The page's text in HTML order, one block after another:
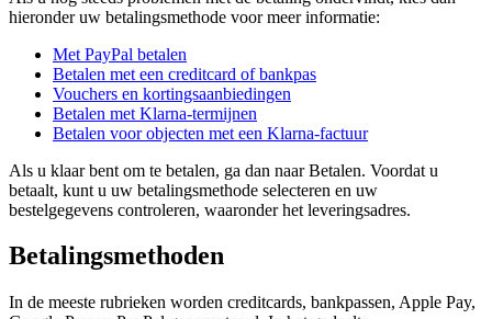
hieronder uw betalingsmethode voor meer informatie:
Met PayPal betalen
Betalen met een creditcard of bankpas
Vouchers en kortingsaanbiedingen
Betalen met Klarna-termijnen
Betalen voor objecten met een Klarna-factuur
Als u klaar bent om te betalen, ga dan naar Betalen. Voordat u
betaalt, kunt u uw betalingsmethode selecteren en uw
bestelgegevens controleren, waaronder het leveringsadres.
Betalingsmethoden
In de meeste rubrieken worden creditcards, bankpassen, Apple Pay,